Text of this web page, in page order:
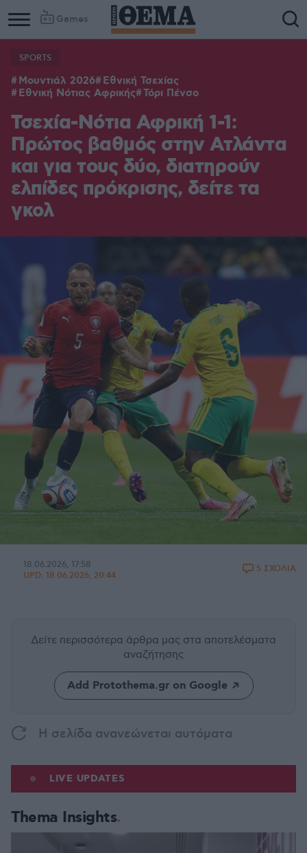
Games
Column
1
Column
2
SPORTS
Μουντιάλ 2026 Εθνική Τσεχίας
Εθνική Νότιας Αφρικής Τόρι Πένσο
Τσεχία-Νότια Αφρική 1-1:
Πρώτος βαθμός στην Ατλάντα
και για τους δύο, διατηρούν
ελπίδες πρόκρισης, δείτε τα
γκολ
18.06.2026, 17:58
UPD: 18.06.2026, 20:44
5 ΣΧΟΛΙΑ
Δείτε περισσότερα άρθρα μας στα αποτελέσματα
αναζήτησης
Add Protothema.gr on Google
H σελίδα ανανεώνεται αυτόματα
LIVE UPDATES
Thema Insights